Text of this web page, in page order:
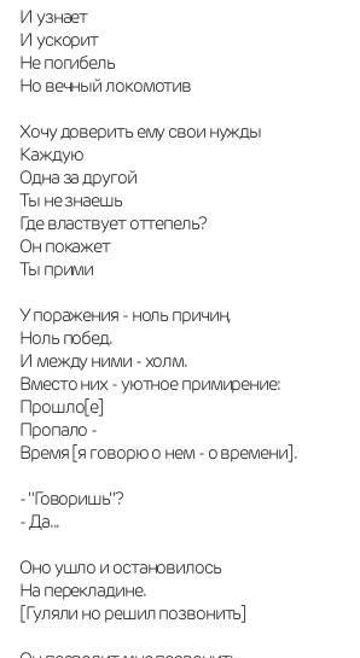
И узнает
И ускорит
Не погибель
Но вечный локомотив
Хочу доверить ему свои нужды
Каждую
Одна за другой
Ты не знаешь
Где властвует оттепель?
Он покажет
Ты прими
У поражения - ноль причин,
Ноль побед.
И между ними - холм.
Вместо них - уютное примирение:
Прошло[е]
Пропало -
Время [я говорю о нем - о времени].
- "Говоришь"?
- Да...
Оно ушло и остановилось
На перекладине.
[Гуляли но решил позвонить]